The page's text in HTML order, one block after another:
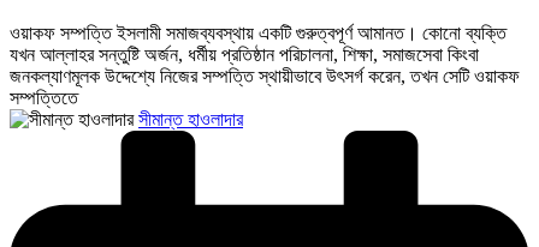
ওয়াকফ সম্পত্তি ইসলামী সমাজব্যবস্থায় একটি গুরুত্বপূর্ণ আমানত। কোনো ব্যক্তি
যখন আল্লাহর সন্তুষ্টি অর্জন, ধর্মীয় প্রতিষ্ঠান পরিচালনা, শিক্ষা, সমাজসেবা কিংবা
জনকল্যাণমূলক উদ্দেশ্যে নিজের সম্পত্তি স্থায়ীভাবে উৎসর্গ করেন, তখন সেটি ওয়াকফ
সম্পত্তিতে
Posted
সীমান্ত হাওলাদার